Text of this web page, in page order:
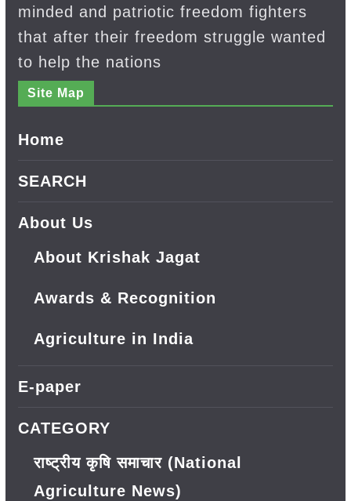
minded and patriotic freedom fighters
that after their freedom struggle wanted
to help the nations
Site Map
Home
SEARCH
About Us
About Krishak Jagat
Awards & Recognition
Agriculture in India
E-paper
CATEGORY
राष्ट्रीय कृषि समाचार (National
Agriculture News)